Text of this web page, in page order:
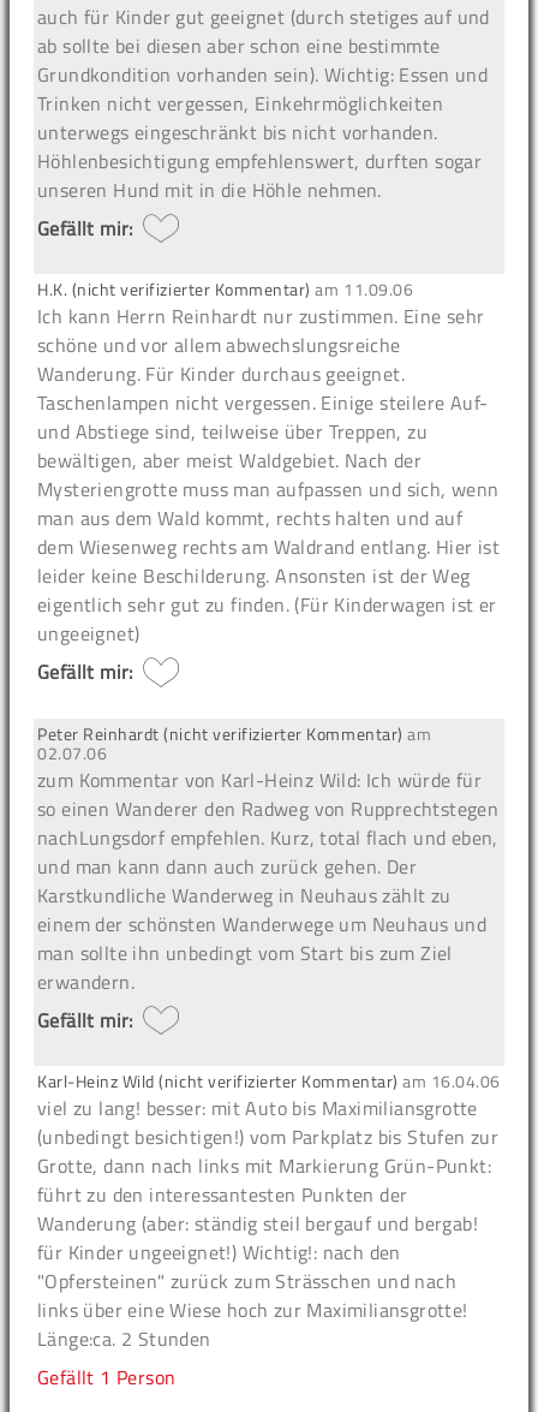
auch für Kinder gut geeignet (durch stetiges auf und
ab sollte bei diesen aber schon eine bestimmte
Grundkondition vorhanden sein). Wichtig: Essen und
Trinken nicht vergessen, Einkehrmöglichkeiten
unterwegs eingeschränkt bis nicht vorhanden.
Höhlenbesichtigung empfehlenswert, durften sogar
unseren Hund mit in die Höhle nehmen.
Gefällt mir:
H.K. (nicht verifizierter Kommentar) am 11.09.06
Ich kann Herrn Reinhardt nur zustimmen. Eine sehr
schöne und vor allem abwechslungsreiche
Wanderung. Für Kinder durchaus geeignet.
Taschenlampen nicht vergessen. Einige steilere Auf-
und Abstiege sind, teilweise über Treppen, zu
bewältigen, aber meist Waldgebiet. Nach der
Mysteriengrotte muss man aufpassen und sich, wenn
man aus dem Wald kommt, rechts halten und auf
dem Wiesenweg rechts am Waldrand entlang. Hier ist
leider keine Beschilderung. Ansonsten ist der Weg
eigentlich sehr gut zu finden. (Für Kinderwagen ist er
ungeeignet)
Gefällt mir:
Peter Reinhardt (nicht verifizierter Kommentar) am
02.07.06
zum Kommentar von Karl-Heinz Wild: Ich würde für
so einen Wanderer den Radweg von Rupprechtstegen
nachLungsdorf empfehlen. Kurz, total flach und eben,
und man kann dann auch zurück gehen. Der
Karstkundliche Wanderweg in Neuhaus zählt zu
einem der schönsten Wanderwege um Neuhaus und
man sollte ihn unbedingt vom Start bis zum Ziel
erwandern.
Gefällt mir:
Karl-Heinz Wild (nicht verifizierter Kommentar) am 16.04.06
viel zu lang! besser: mit Auto bis Maximiliansgrotte
(unbedingt besichtigen!) vom Parkplatz bis Stufen zur
Grotte, dann nach links mit Markierung Grün-Punkt:
führt zu den interessantesten Punkten der
Wanderung (aber: ständig steil bergauf und bergab!
für Kinder ungeeignet!) Wichtig!: nach den
"Opfersteinen" zurück zum Strässchen und nach
links über eine Wiese hoch zur Maximiliansgrotte!
Länge:ca. 2 Stunden
Gefällt 1 Person